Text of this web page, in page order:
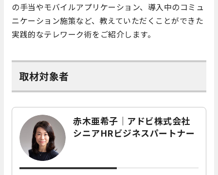
の手当やモバイルアプリケーション、導入中のコミュ
ニケーション施策など、教えていただくことができた
実践的なテレワーク術をご紹介します。
取材対象者
赤木亜希子｜アドビ株式会社
シニアHRビジネスパートナー